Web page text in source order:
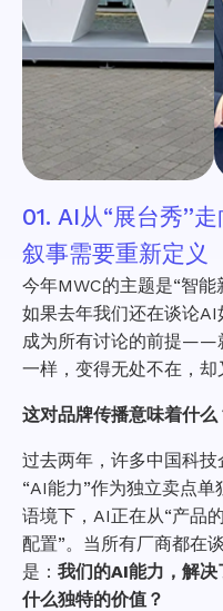
01. AI从“展台秀”
叙事需要重新定义
今年MWC的主题是“智能
如果去年我们还在谈论
成为所有讨论的前提——
一样，变得无处不在，却
这对品牌传播意味着什么
过去两年，许多中国科
“AI能力”作为独立卖点
语境下，AI正在从“产品
配置”。当所有厂商都在
是： 我们的AI能力，解
什么独特的价值？